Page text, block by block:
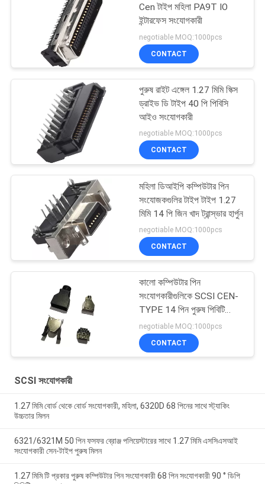
Cen টাইপ মহিলা PA9T IO
ইন্টারফেস সংযোগকারী
negotiable MOQ:1000pcs
CONTACT
পুরুষ রাইট এঙ্গেল 1.27 মিমি স্ক্সি
ড্রাইভ ডি টাইপ 40 পি পিবিসি
আইও সংযোগকারী
negotiable MOQ:1000pcs
CONTACT
মহিলা ডিআইপি কম্পিউটার পিন
সংযোজকগুলির টাইপ টাইপ 1.27
মিমি 14 পি জিন খাদ ট্রান্স্ভার হার্পুন
negotiable MOQ:1000pcs
CONTACT
কালো কম্পিউটার পিন
সংযোগকারীগুলিকে SCSI CEN-
TYPE 14 পিন পুরুষ পিবিটি
কালো Sel.5U "Au / Sn
ROHS
negotiable MOQ:1000pcs
CONTACT
SCSI সংযোগকারী
1.27 মিমি বোর্ড থেকে বোর্ড সংযোগকারী, মহিলা, 6320D 68 পিনের সাথে স্ট্যাকিং
উচ্চতার মিলন
6321/6321M 50 পিন ফসফর ব্রোঞ্জ পলিয়েস্টারের সাথে 1.27 মিমি এসসিএসআই
সংযোগকারী সেন-টাইপ পুরুষ মিলন
1.27 মিমি টি প্রকার পুরুষ কম্পিউটার পিন সংযোগকারী 68 পিন সংযোগকারী 90 ° ডিপি